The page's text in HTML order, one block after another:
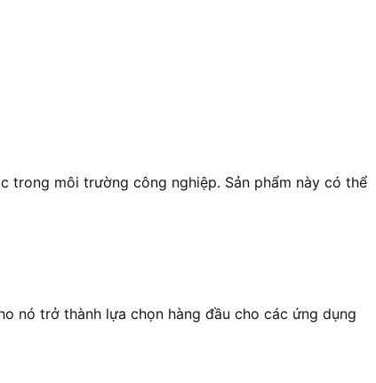
trong môi trường công nghiệp. Sản phẩm này có thể
nó trở thành lựa chọn hàng đầu cho các ứng dụng